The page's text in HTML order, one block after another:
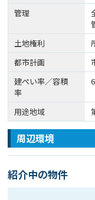
管理
土地権利
都市計画
建ぺい率／容積
率
用途地域
周辺環境
紹介中の物件